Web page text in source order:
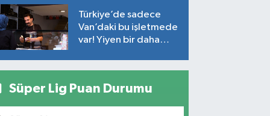
Türkiye’de sadece
Van’daki bu işletmede
var! Yiyen bir daha
Süper Lig Puan Durumu